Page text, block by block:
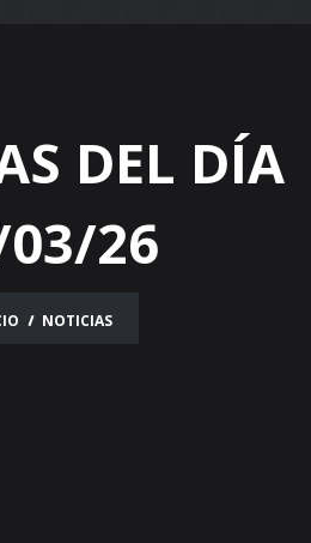
DEL DÍA
26
NOTICIAS